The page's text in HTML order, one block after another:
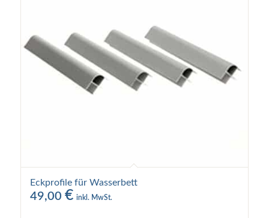
Eckprofile für Wasserbett
49,00 € inkl. MwSt.